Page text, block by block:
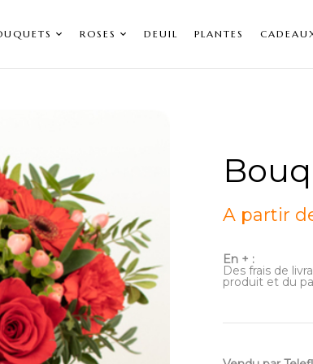
ROSES DEUIL PLANTES
A partir
En + :
Des frais de
produit et du